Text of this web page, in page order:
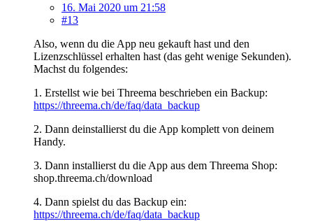
16. Mai 2020 um 21:58
#13
Also, wenn du die App neu gekauft hast und den
Lizenzschlüssel erhalten hast (das geht wenige Sekunden).
Machst du folgendes:
1. Erstellst wie bei Threema beschrieben ein Backup:
https://threema.ch/de/faq/data_backup
2. Dann deinstallierst du die App komplett von deinem
Handy.
3. Dann installierst du die App aus dem Threema Shop:
shop.threema.ch/download
4. Dann spielst du das Backup ein:
https://threema.ch/de/faq/data_backup